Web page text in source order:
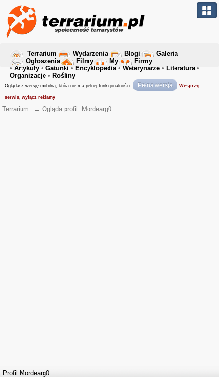
Terrarium Wydarzenia Blogi
Galeria
Ogłoszenia
Filmy My
Firmy
• Artykuły • Gatunki • Encyklopedia• Weterynarze • Literatura•
Organizacje • Rośliny
Oglądasz wersję mobilną, która nie ma pełnej funkcjonalności. Pełna wersja Wesprzyj
serwis, wyłącz reklamy
Terrarium → Ogląda profil: Mordearg0
Profil Mordearg0